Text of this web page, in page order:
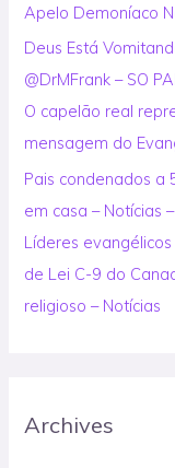
Apelo Demoníaco
Deus Está
@DrMFrank – SO
O capelão real
mensagem do
Pais condenados a
em casa – Notícias
Líderes
de Lei C-9 do
religioso – Notícias
Archives